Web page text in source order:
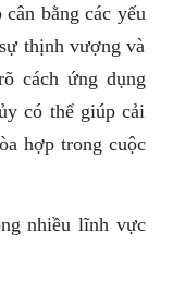
bằng các yếu
thịnh vượng và
cách ứng dụng
có thể giúp cải
hợp trong cuộc
nhiều lĩnh vực